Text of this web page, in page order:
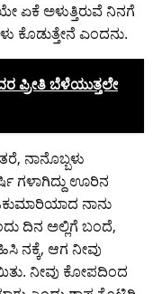
ಏಕೆ ಅಳುತ್ತಿರುವೆ ನಿನಗೆ
ಎಂದನು.
ಪ್ರೀತಿ ಬೆಳೆಯುತ್ತಲೇ
ನಾನೊಬ್ಬಳು
ಗಳಾಗಿದ್ದು ಊರಿನ
ನಾನು
ದಿನ ಅಲ್ಲಿಗೆ ಬಂದೆ,
ನಕ್ಕೆ, ಆಗ ನೀವು
ನೀವು ಕೋಪದಿಂದ